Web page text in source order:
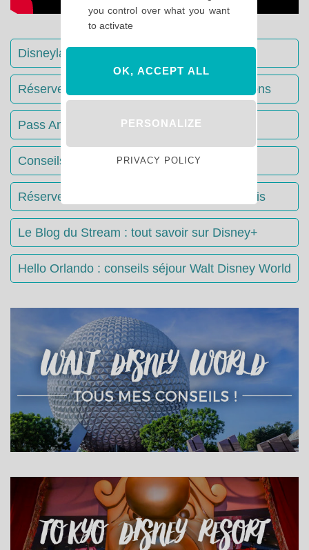
Disneyland Paris : Le guide complet
Réserver votre séjour : toutes les informations
Pass Annuels Disney : informations
Conseils & Astuces Disneyland Paris
Réserver votre restaurant à Disneyland Paris
Le Blog du Stream : tout savoir sur Disney+
Hello Orlando : conseils séjour Walt Disney World
you control over what you want
to activate
OK, ACCEPT ALL
PERSONALIZE
PRIVACY POLICY